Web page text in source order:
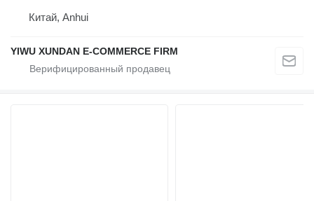
Китай, Anhui
YIWU XUNDAN E-COMMERCE FIRM